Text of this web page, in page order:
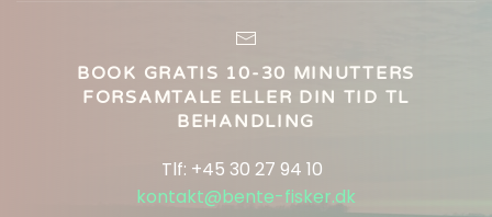
BOOK GRATIS 10-30 MINUTTERS
FORSAMTALE ELLER DIN TID TL
BEHANDLING
Tlf: +45 30 27 94 10
kontakt@bente-fisker.dk